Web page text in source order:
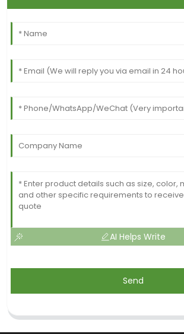
AI Helps Write
Send